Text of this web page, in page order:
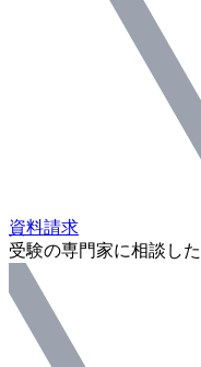
資料請求
受験の専門家に相談し